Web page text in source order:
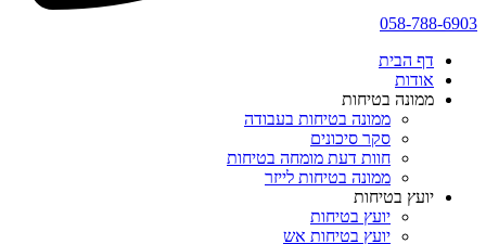
058-788-6903
דף הבית
אודות
ממונה בטיחות
ממונה בטיחות בעבודה
סקר סיכונים
חוות דעת מומחה בטיחות
ממונה בטיחות לייזר
יועץ בטיחות
יועץ בטיחות
יועץ בטיחות אש